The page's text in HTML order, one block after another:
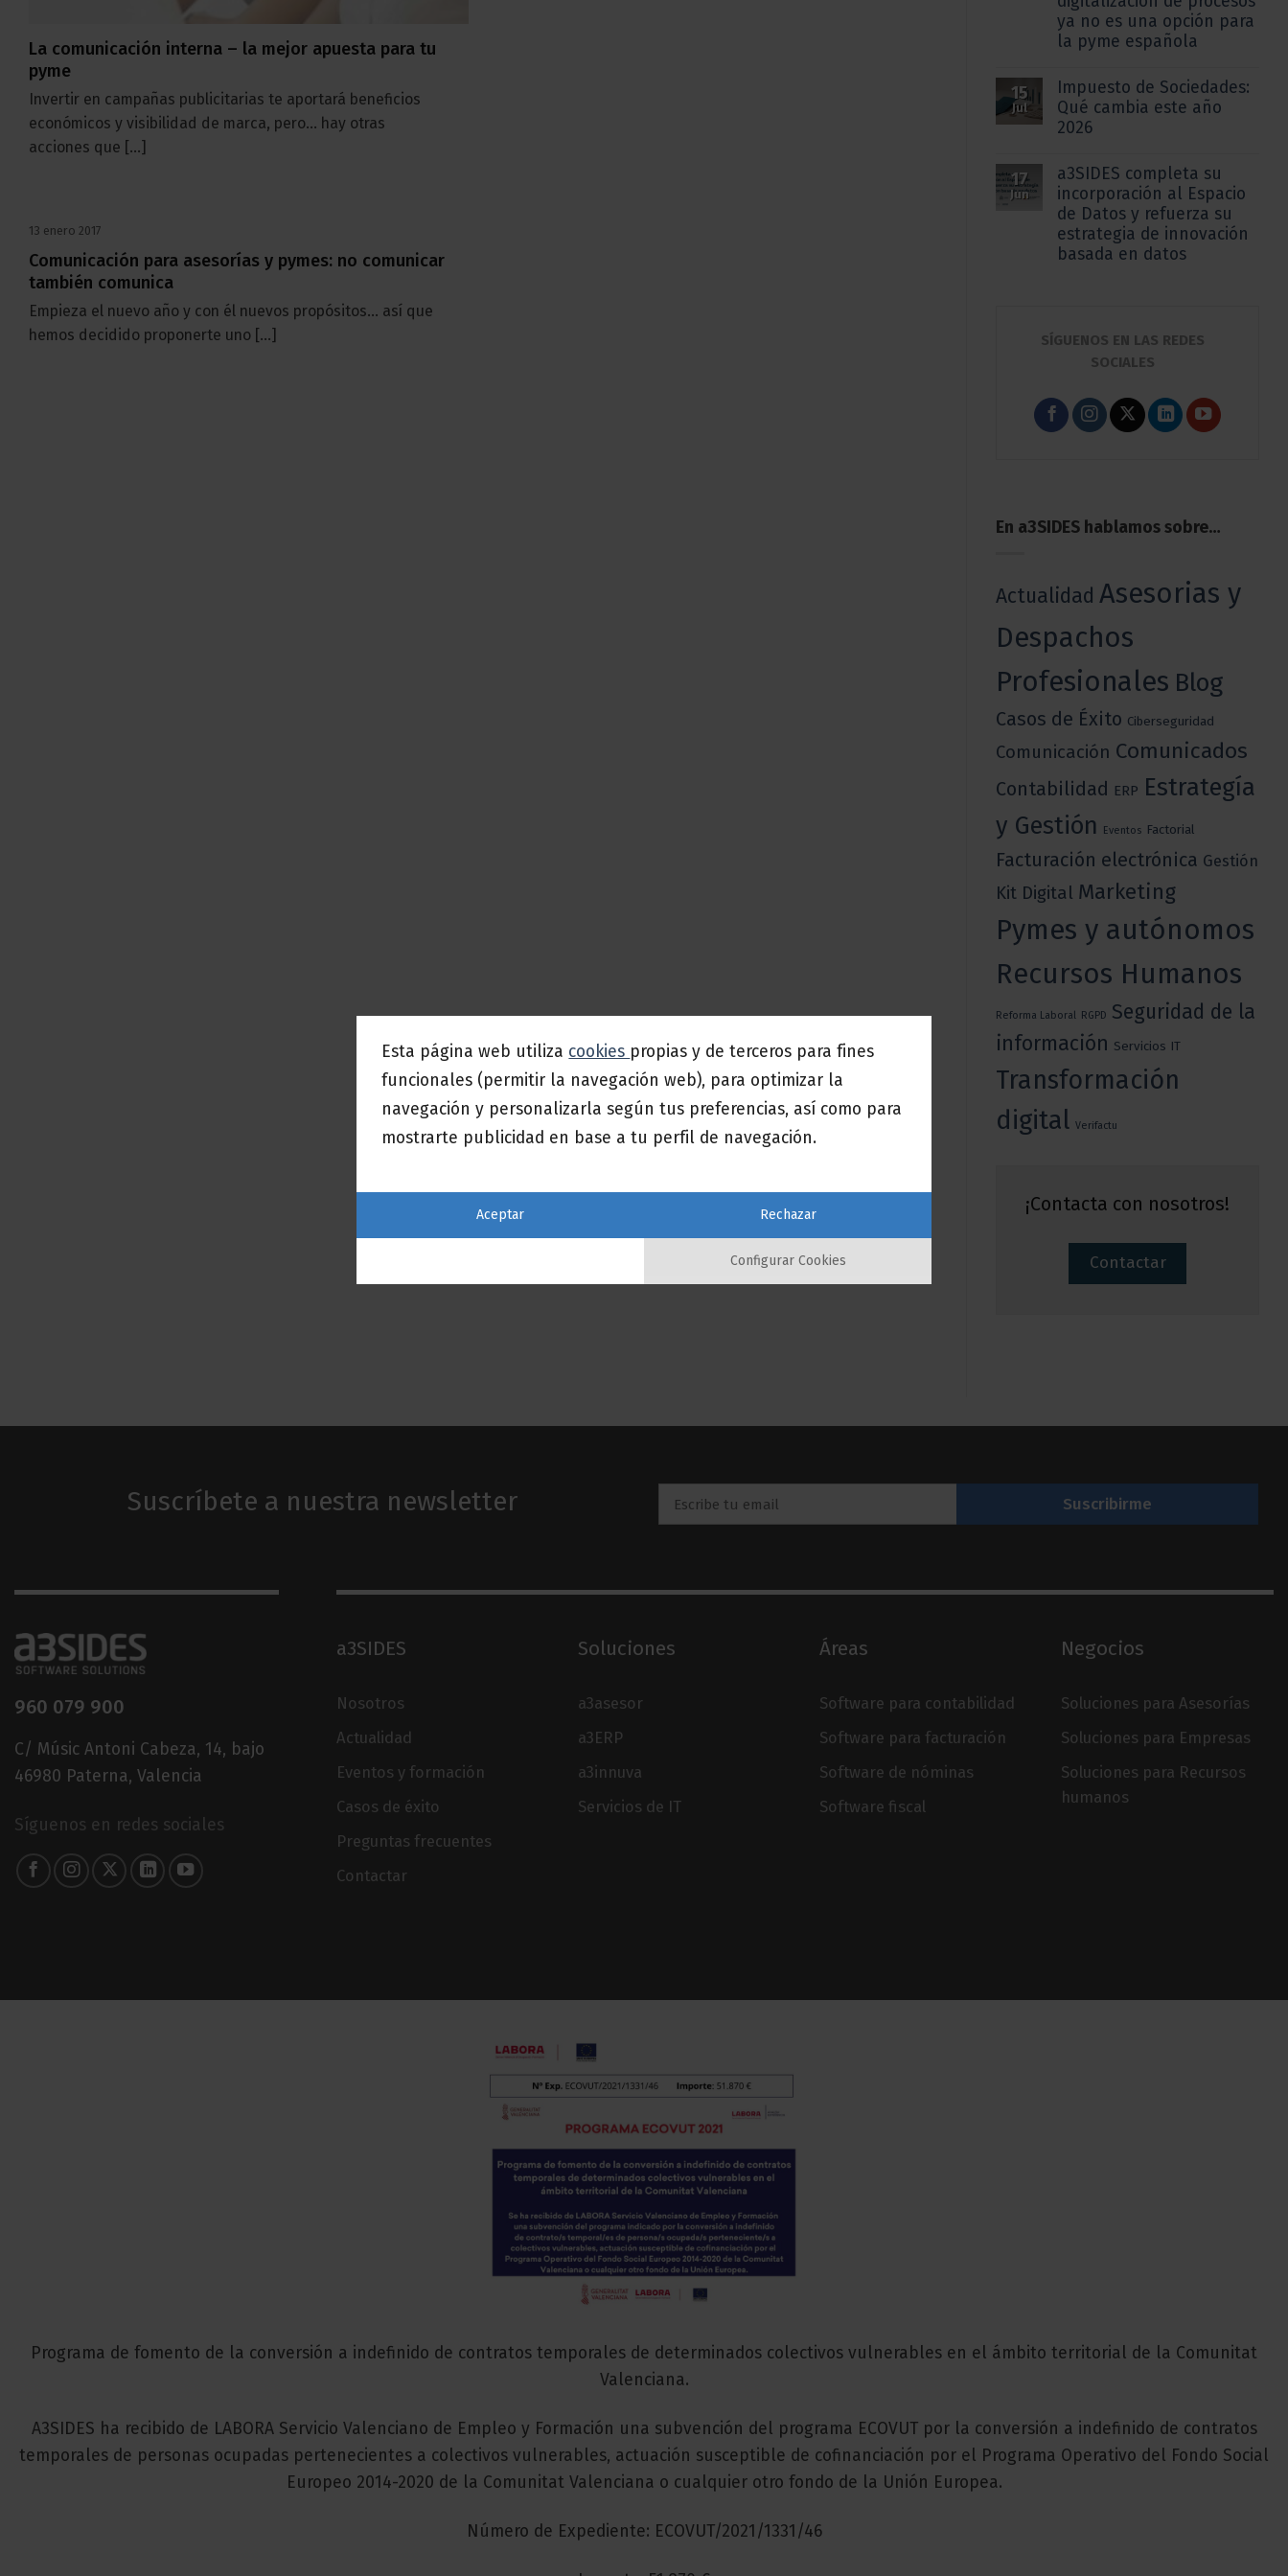
La comunicación interna – la mejor apuesta para tu
pyme
Invertir en campañas publicitarias te aportará beneficios
económicos y visibilidad de marca, pero… hay otras
acciones que [...]
Comunicación para asesorías y pymes: no comunicar
también comunica
13 enero 2017
Empieza el nuevo año y con él nuevos propósitos… así que
hemos decidido proponerte uno [...]
ya no es una opción para
la pyme española
15
Jul
Impuesto de Sociedades:
Qué cambia este año
2026
17
Jun
a3SIDES completa su
incorporación al Espacio
de Datos y refuerza su
estrategia de innovación
basada en datos
SÍGUENOS EN LAS REDES
SOCIALES
En a3SIDES hablamos sobre…
Actualidad Asesorias y
Despachos
Profesionales Blog
Casos de Éxito Ciberseguridad
Comunicación Comunicados
Contabilidad ERP Estrategía
y Gestión
Eventos Factorial
Facturación electrónica Gestión
Kit Digital Marketing
Pymes y autónomos
Recursos Humanos
Reforma Laboral RGPD Seguridad de la
información Servicios IT
Transformación
digital Verifactu
¡Contacta con nosotros!
Contactar
Suscríbete a nuestra newsletter
960 079 900
C/ Músic Antoni Cabeza, 14, bajo
46980 Paterna, Valencia
Síguenos en redes sociales
a3SIDES
Nosotros
Actualidad
Eventos y formación
Casos de éxito
Preguntas frecuentes
Contactar
Soluciones
a3asesor
a3ERP
a3innuva
Servicios de IT
Áreas
Software para contabilidad
Software para facturación
Software de nóminas
Software fiscal
Negocios
Soluciones para Asesorías
Soluciones para Empresas
Soluciones para Recursos
humanos
Programa de fomento de la conversión a indefinido de contratos temporales de determinados colectivos vulnerables en el ámbito territorial de la Comunitat
Valenciana.
A3SIDES ha recibido de LABORA Servicio Valenciano de Empleo y Formación una subvención del programa ECOVUT por la conversión a indefinido de contratos
temporales de personas ocupadas pertenecientes a colectivos vulnerables, actuación susceptible de cofinanciación por el Programa Operativo del Fondo Social
Europeo 2014-2020 de la Comunitat Valenciana o cualquier otro fondo de la Unión Europea.
Número de Expediente: ECOVUT/2021/1331/46
Esta página web utiliza cookies propias y de terceros para fines
funcionales (permitir la navegación web), para optimizar la
navegación y personalizarla según tus preferencias, así como para
mostrarte publicidad en base a tu perfil de navegación.
Aceptar Rechazar
Configurar Cookies